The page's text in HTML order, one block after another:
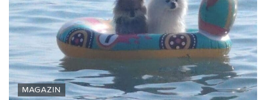
MAGAZIN